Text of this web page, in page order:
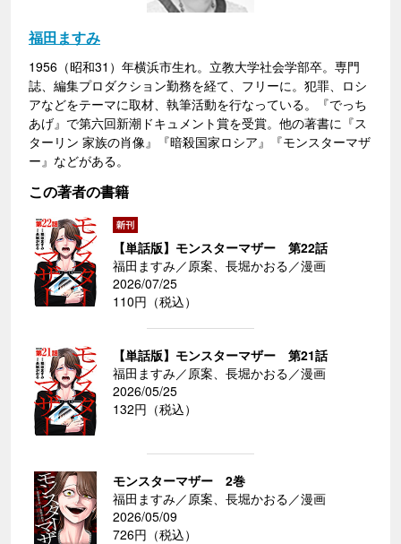
福田ますみ
1956（昭和31）年横浜市生れ。立教大学社会学部卒。専門
誌、編集プロダクション勤務を経て、フリーに。犯罪、ロシ
アなどをテーマに取材、執筆活動を行なっている。『でっち
あげ』で第六回新潮ドキュメント賞を受賞。他の著書に『ス
ターリン 家族の肖像』『暗殺国家ロシア』『モンスターマザ
ー』などがある。
この著者の書籍
【単話版】モンスターマザー 第22話
福田ますみ／原案、長堀かおる／漫画
2026/07/25
110円（税込）
【単話版】モンスターマザー 第21話
福田ますみ／原案、長堀かおる／漫画
2026/05/25
132円（税込）
モンスターマザー 2巻
福田ますみ／原案、長堀かおる／漫画
2026/05/09
726円（税込）